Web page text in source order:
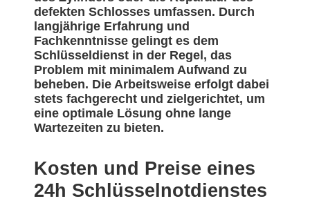
defekten Schlosses umfassen. Durch
langjährige Erfahrung und
Fachkenntnisse gelingt es dem
Schlüsseldienst in der Regel, das
Problem mit minimalem Aufwand zu
beheben. Die Arbeitsweise erfolgt dabei
stets fachgerecht und zielgerichtet, um
eine optimale Lösung ohne lange
Wartezeiten zu bieten.
Kosten und Preise eines
24h Schlüsselnotdienstes